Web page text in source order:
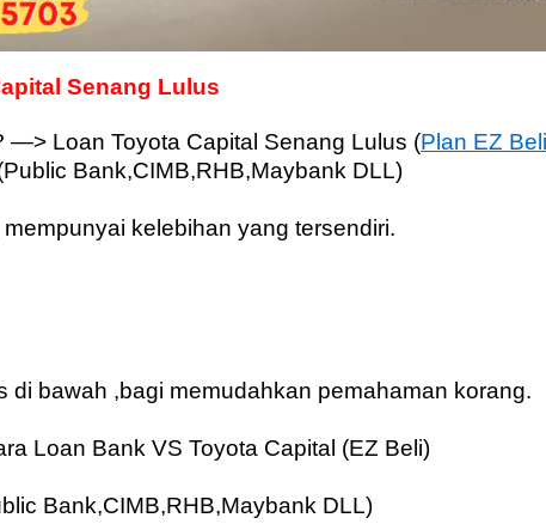
Senang Lulus
—> Loan Toyota Capital Senang Lulus (Plan EZ Beli
Bank,CIMB,RHB,Maybank DLL)
kelebihan yang tersendiri.
di bawah ,bagi memudahkan pemahaman korang.
Loan Bank VS Toyota Capital (EZ Beli)
Bank,CIMB,RHB,Maybank DLL)